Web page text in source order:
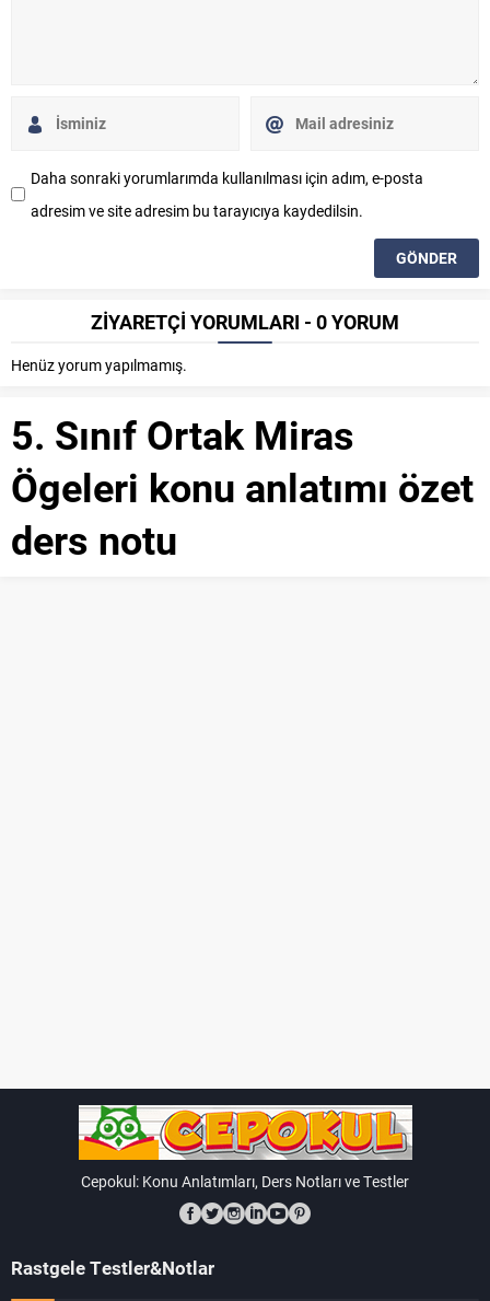
Daha sonraki yorumlarımda kullanılması için adım, e-posta
adresim ve site adresim bu tarayıcıya kaydedilsin.
ZİYARETÇİ YORUMLARI - 0 YORUM
Henüz yorum yapılmamış.
5. Sınıf Ortak Miras
Ögeleri konu anlatımı özet
ders notu
Cepokul: Konu Anlatımları, Ders Notları ve Testler
Rastgele Testler&Notlar